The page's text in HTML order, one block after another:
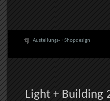
Austellungs- + Shopdesign
Light + Building